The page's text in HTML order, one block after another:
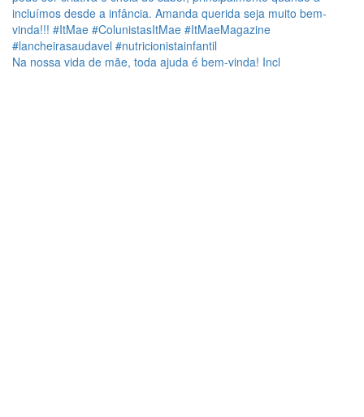
Na nossa vida de mãe, toda ajuda é bem-vinda! Incl